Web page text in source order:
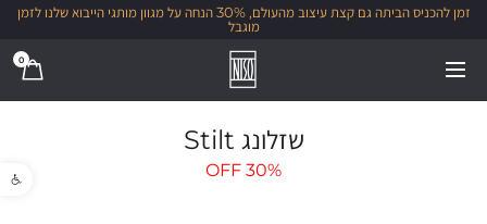
פתח
זמן להכניס הביתה גם קצת עיצוב מהעולם, 30% הנחה על מגוון מותגי הייבוא שלנו לזמן
מוגבל
0
שזלונג Stilt
30%
OFF